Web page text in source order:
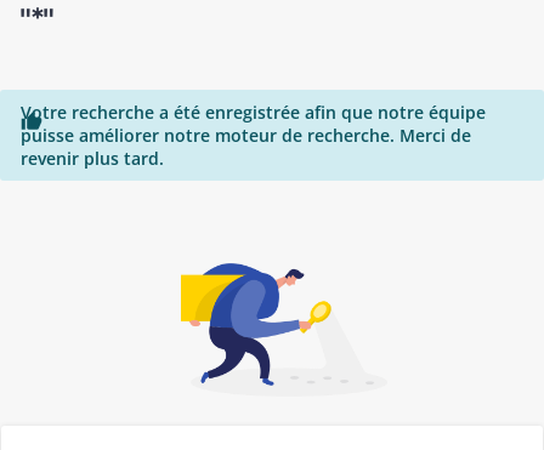
"*"

Votre recherche a été enregistrée afin que notre équipe
puisse améliorer notre moteur de recherche. Merci de
revenir plus tard.